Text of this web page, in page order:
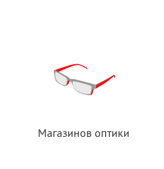
Магазинов оптики